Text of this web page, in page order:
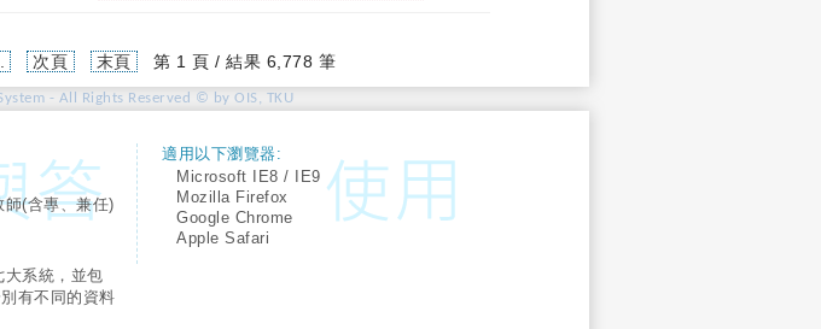
次頁 末頁 第 1 頁 / 結果 6,778 筆
- All Rights Reserved © by OIS, TKU
(含專、兼任)
系統，並包
有不同的資料
適用以下瀏覽器:
Microsoft IE8 / IE9
Mozilla Firefox
Google Chrome
Apple Safari